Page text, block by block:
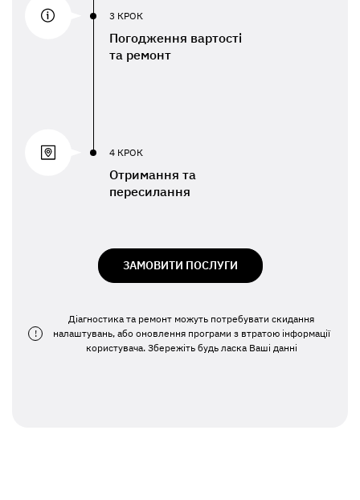
3 КРОК
Погодження вартості
та ремонт
4 КРОК
Отримання та
пересилання
ЗАМОВИТИ ПОСЛУГИ
!
Діагностика та ремонт можуть потребувати скидання
налаштувань, або оновлення програми з втратою інформації
користувача. Збережіть будь ласка Ваші данні